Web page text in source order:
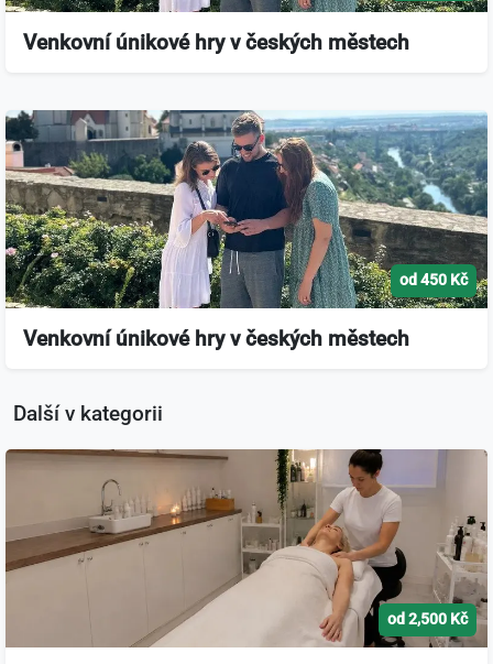
Venkovní únikové hry v českých městech
od 450 Kč
Venkovní únikové hry v českých městech
Další v kategorii
od 2,500 Kč